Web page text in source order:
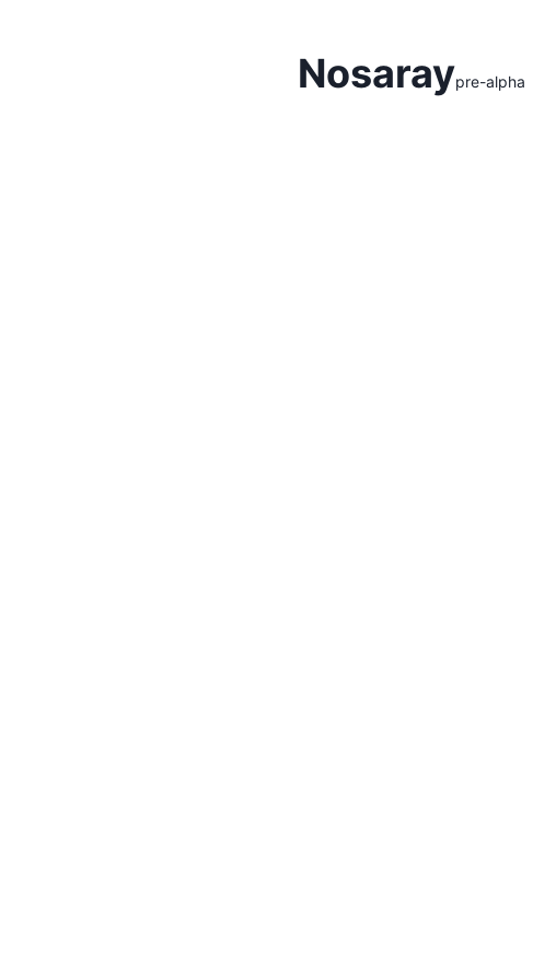
Nosaraypre-alpha